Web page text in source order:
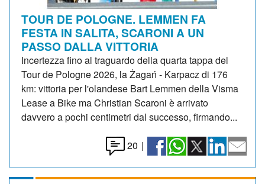
TOUR DE POLOGNE. LEMMEN FA
FESTA IN SALITA, SCARONI A UN
PASSO DALLA VITTORIA
Incertezza fino al traguardo della quarta tappa del
Tour de Pologne 2026, la Żagań - Karpacz di 176
km: vittoria per l'olandese Bart Lemmen della Visma
Lease a Bike ma Christian Scaroni è arrivato
davvero a pochi centimetri dal successo, firmando...
20 |